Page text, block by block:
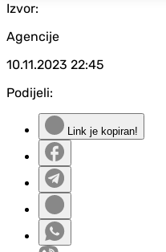
Izvor:
Agencije
10.11.2023 22:45
Podijeli:
Link je kopiran!